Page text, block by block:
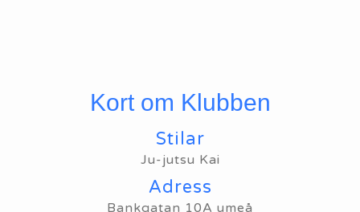
Kort om Klubben
Stilar
Ju-jutsu Kai
Adress
Bankgatan 10A umeå